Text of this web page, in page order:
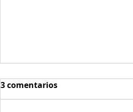
Renovación de su visa O-1
3 comentarios